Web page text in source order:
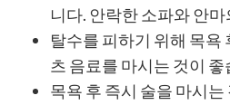
니다. 안락한 소파와 안
탈수를 피하기 위해 목욕
츠 음료를 마시는 것이 좋
목욕 후 즉시 술을 마시